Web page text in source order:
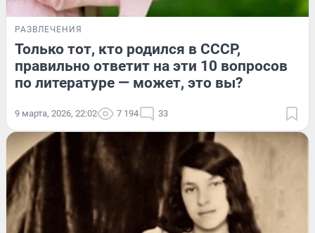
РАЗВЛЕЧЕНИЯ
Только тот, кто родился в СССР,
правильно ответит на эти 10 вопросов
по литературе — может, это вы?
9 марта, 2026, 22:02 7 194 33